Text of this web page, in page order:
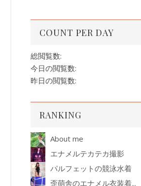
COUNT PER DAY
総閲覧数:
今日の閲覧数:
昨日の閲覧数:
RANKING
About me
エナメルテカテカ撮影
パルフェットの競泳水着
歪萌舎のエナメル衣装着...